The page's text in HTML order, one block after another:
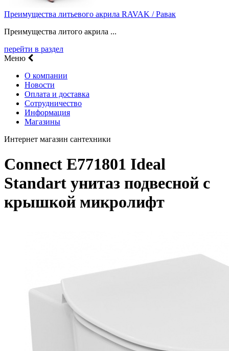
Преимущества литьевого акрила RAVAK / Равак
Преимущества литого акрила ...
перейти в раздел
Меню
О компании
Новости
Оплата и доставка
Сотрудничество
Информация
Магазины
Интернет магазин сантехники
Connect E771801 Ideal
Standart унитаз подвесной с
крышкой микролифт